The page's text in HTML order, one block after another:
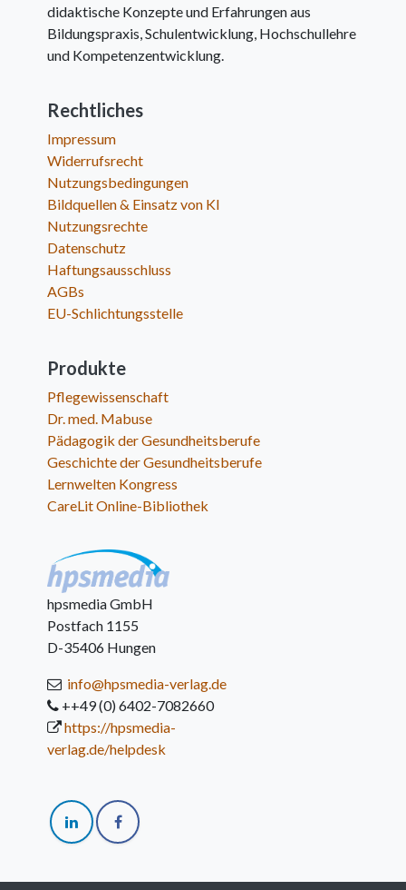
didaktische Konzepte und Erfahrungen aus
Bildungspraxis, Schulentwicklung, Hochschullehre
und Kompetenzentwicklung.
Rechtliches
Impressum
Widerrufsrecht
Nutzungsbedingungen
Bildquellen & Einsatz von KI
Nutzungsrechte
Datenschutz
Haftungsausschluss
AGBs
EU-Schlichtungsstelle
Produkte
Pflegewissenschaft
Dr. med. Mabuse
Pädagogik der Gesundheitsberufe
Geschichte der Gesundheitsberufe
Lernwelten Kongress
CareLit Online-Bibliothek
hpsmedia GmbH
Postfach 1155
D-35406 Hungen
info@hpsmedia-verlag.de
++49 (0) 6402-7082660
https://hpsmedia-
verlag.de/helpdesk